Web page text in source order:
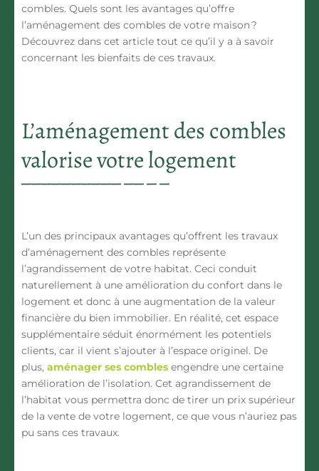
combles. Quels sont les avantages qu’offre
l’aménagement des combles de votre maison ?
Découvrez dans cet article tout ce qu’il y a à savoir
concernant les bienfaits de ces travaux.
L’aménagement des combles
valorise votre logement
L’un des principaux avantages qu’offrent les travaux
d’aménagement des combles représente
l’agrandissement de votre habitat. Ceci conduit
naturellement à une amélioration du confort dans le
logement et donc à une augmentation de la valeur
financière du bien immobilier. En réalité, cet espace
supplémentaire séduit énormément les potentiels
clients, car il vient s’ajouter à l’espace originel. De
plus, aménager ses combles engendre une certaine
amélioration de l’isolation. Cet agrandissement de
l’habitat vous permettra donc de tirer un prix supérieur
de la vente de votre logement, ce que vous n’auriez pas
pu sans ces travaux.